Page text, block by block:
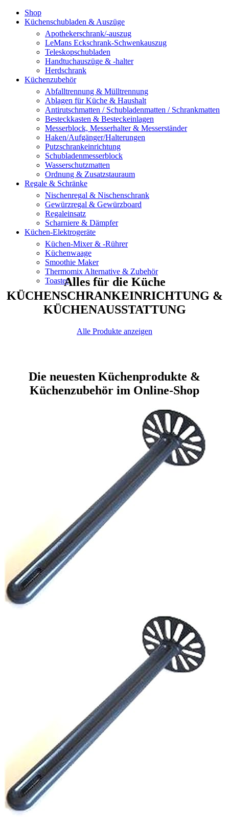
Shop
Küchenschubladen & Auszüge
Apothekerschrank/-auszug
LeMans Eckschrank-Schwenkauszug
Teleskopschubladen
Handtuchauszüge & -halter
Herdschrank
Küchenzubehör
Abfalltrennung & Mülltrennung
Ablagen für Küche & Haushalt
Antirutschmatten / Schubladenmatten / Schrankmatten
Besteckkasten & Besteckeinlagen
Messerblock, Messerhalter & Messerständer
Haken/Aufgänger/Halterungen
Putzschrankeinrichtung
Schubladenmesserblock
Wasserschutzmatten
Ordnung & Zusatzstauraum
Regale & Schränke
Nischenregal & Nischenschrank
Gewürzregal & Gewürzboard
Regaleinsatz
Scharniere & Dämpfer
Küchen-Elektrogeräte
Küchen-Mixer & -Rührer
Küchenwaage
Smoothie Maker
Thermomix Alternative & Zubehör
ToasterAlles für die Küche
KÜCHENSCHRANKEINRICHTUNG &
KÜCHENAUSSTATTUNG
Alle Produkte anzeigen
Die neuesten Küchenprodukte &
Küchenzubehör im Online-Shop